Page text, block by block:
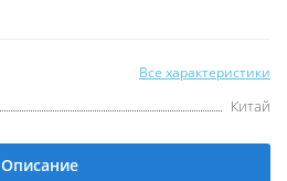
Все характеристики
Китай
Описание